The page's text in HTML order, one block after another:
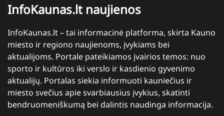
InfoKaunas.lt naujienos
InfoKaunas.lt – tai informacinė platforma, skirta Kauno
miesto ir regiono naujienoms, įvykiams bei
aktualijoms. Portale pateikiamos įvairios temos: nuo
sporto ir kultūros iki verslo ir kasdienio gyvenimo
aktualijų. Portalas siekia informuoti kauniečius ir
miesto svečius apie svarbiausius įvykius, skatinti
bendruomeniškumą bei dalintis naudinga informacija.